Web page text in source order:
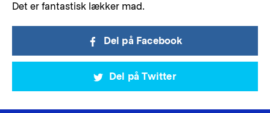
Det er fantastisk lækker mad.
Del på Facebook
Del på Twitter